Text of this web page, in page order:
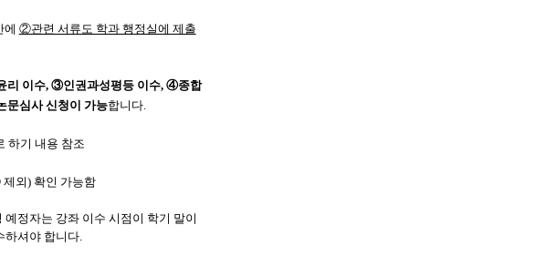
에 ②관련 서류도 학과 행정실에 제출
이수, ③인권과성평등 이수, ④종합
문심사 신청이 가능합니다.
하기 내용 참조
외) 확인 가능함
정자는 강좌 이수 시점이 학기 말이
셔야 합니다.